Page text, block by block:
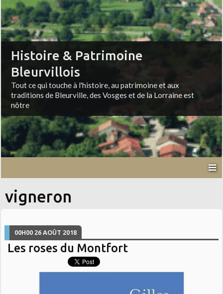
Histoire & Patrimoine
Bleurvillois
Tout ce qui touche à l'histoire, au patrimoine et aux
traditions de Bleurville, des Vosges et de la Lorraine est
nôtre
vigneron
00H00 26 AOÛT 2018
Les roses du Montfort